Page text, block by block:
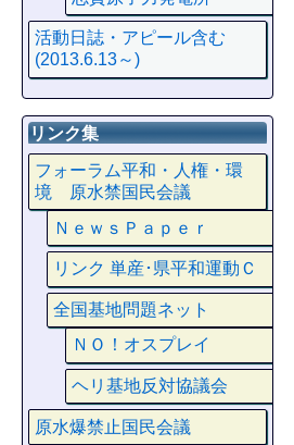
活動日誌・アピール含む
(2013.6.13～)
リンク集
フォーラム平和・人権・環
境 原水禁国民会議
ＮｅｗｓＰａｐｅｒ
リンク 単産･県平和運動Ｃ
全国基地問題ネット
ＮＯ！オスプレイ
ヘリ基地反対協議会
原水爆禁止国民会議